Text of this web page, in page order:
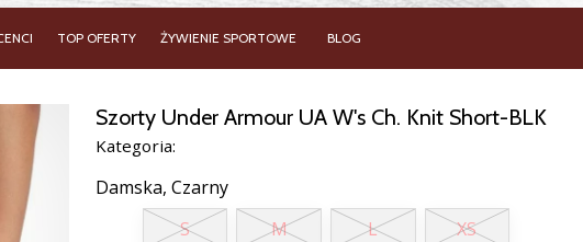
TOP OFERTY ŻYWIENIE SPORTOWE BLOG
Szorty Under Armour UA W's Ch. Knit Short-BLK
Kategoria:
Damska, Czarny
S
M L XS